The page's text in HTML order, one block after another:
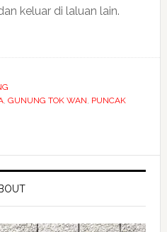
keluar di laluan lain.
, GUNUNG TOK WAN, PUNCAK